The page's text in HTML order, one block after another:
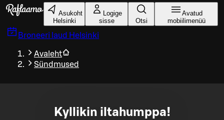
Liigu peamise sisu juurde
Asukoht
Helsinki
Logige
sisse
Otsi
Avatud
mobiilimenüü
Broneeri laud Helsinki
Avaleht
Sündmused
Kyllikin iltahumppa!